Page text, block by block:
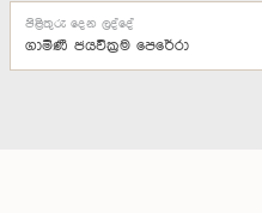
ගාමිණී ජයවික්‍රම පෙරේරා
පිළිතුරු දෙන ලද්දේ